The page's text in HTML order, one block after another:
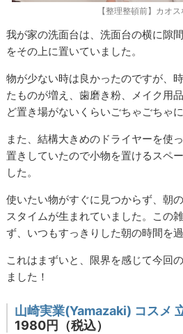
【整理整頓前】カオ
我が家の洗面台は、洗面台の横に隙
をその上に置いていました。
物が少ない時は良かったのですが、
たものが増え、歯磨き粉、メイク用
ど置き場がないくらいごちゃごちゃ
また、結構大きめのドライヤーを使
置きしていたので小物を置けるスペ
した。
使いたい物がすぐに見つからず、朝
スタイムが生まれていました。この
ず、いつもすっきりした朝の時間を
これはまずいと、限界を感じて今回
ました！
山崎実業(Yamazaki) コスメ
1980円（税込）